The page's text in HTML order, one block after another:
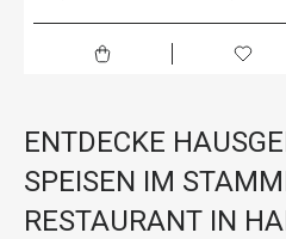
ENTDECKE
SPEISEN IM
RESTAURANT IN